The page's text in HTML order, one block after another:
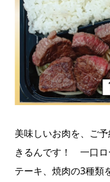
美味しいお肉を、ご
きるんです！ 一口ロ
テーキ、焼肉の3種